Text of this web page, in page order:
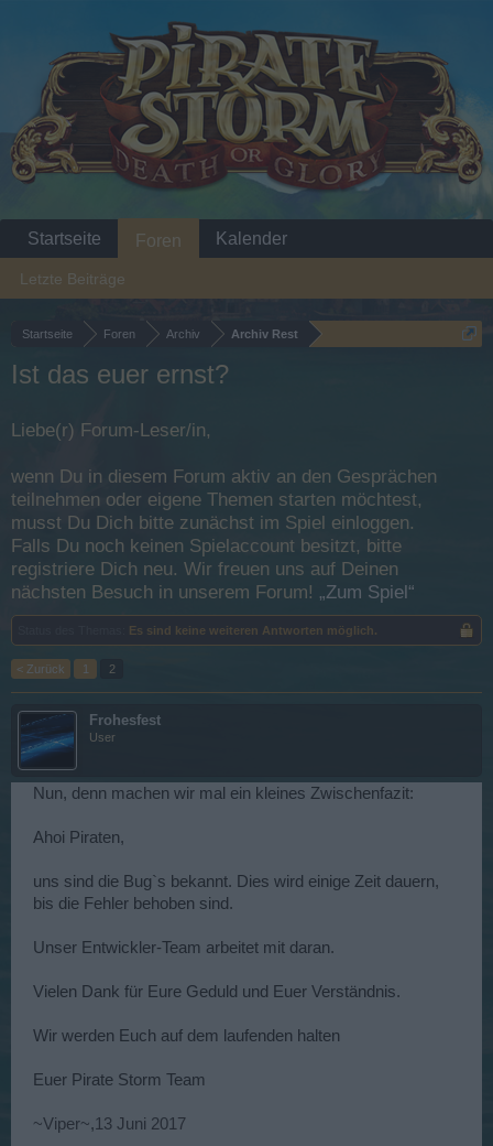
Startseite Foren Archiv Archiv Rest
Ist das euer ernst?
Liebe(r) Forum-Leser/in,
wenn Du in diesem Forum aktiv an den Gesprächen
teilnehmen oder eigene Themen starten möchtest,
musst Du Dich bitte zunächst im Spiel einloggen.
Falls Du noch keinen Spielaccount besitzt, bitte
registriere Dich neu. Wir freuen uns auf Deinen
nächsten Besuch in unserem Forum! „Zum Spiel“
Es sind keine weiteren Antworten möglich.
< Zurück 1 2
Frohesfest
User
Nun, denn machen wir mal ein kleines Zwischenfazit:
Ahoi Piraten,
uns sind die Bug`s bekannt. Dies wird einige Zeit dauern,
bis die Fehler behoben sind.
Unser Entwickler-Team arbeitet mit daran.
Vielen Dank für Eure Geduld und Euer Verständnis.
Wir werden Euch auf dem laufenden halten
Euer Pirate Storm Team
~Viper~,13 Juni 2017
Startseite Foren
Letzte Beiträge
Kalender